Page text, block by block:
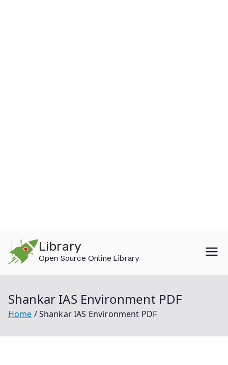
content
Library
Open Source Online Library
Shankar IAS Environment PDF
Home Shankar IAS Environment PDF